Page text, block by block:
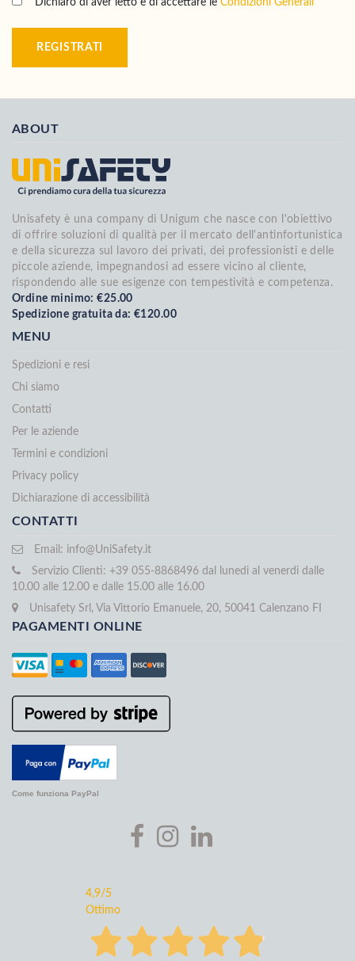
REGISTRATI
ABOUT
Unisafety è una company di Unigum che nasce con l'obiettivo
di offrire soluzioni di qualità per il mercato dell'antinfortunistica
e della sicurezza sul lavoro dei privati, dei professionisti e delle
piccole aziende, impegnandosi ad essere vicino al cliente,
rispondendo alle sue esigenze con tempestività e competenza.
Ordine minimo: €25.00
Spedizione gratuita da: €120.00
MENU
Spedizioni e resi
Chi siamo
Contatti
Per le aziende
Termini e condizioni
Privacy policy
Dichiarazione di accessibilità
CONTATTI
Email: info@UniSafety.it
Servizio Clienti: +39 055-8868496 dal lunedi al venerdi dalle
10.00 alle 12.00 e dalle 15.00 alle 16.00
Unisafety Srl, Via Vittorio Emanuele, 20, 50041 Calenzano FI
PAGAMENTI ONLINE
Come funziona PayPal
4,9/5
Ottimo